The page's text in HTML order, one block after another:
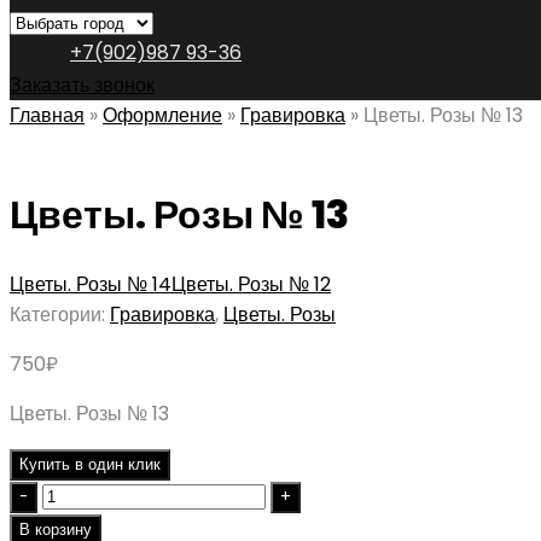
+7(902)987 93-36
Заказать звонок
Главная »Оформление » Гравировка » Цветы. Розы № 13
Цветы. Розы № 13
Цветы. Розы № 14Цветы. Розы № 12
Категории: Гравировка, Цветы. Розы
750₽
Цветы. Розы № 13
Купить в один клик
Quantity
В корзину